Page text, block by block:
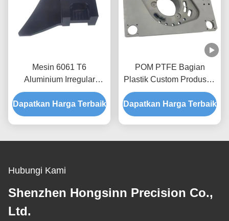
Mesin 6061 T6
Aluminium Irregular
Special Shape Cnc Parts
Dapatkan Harga Terbaik
POM PTFE Bagian
Plastik Custom Produsen
Bagian Plastik Custom
Dapatkan Harga Terbaik
Hubungi Kami
Shenzhen Hongsinn Precision Co.,
Ltd.